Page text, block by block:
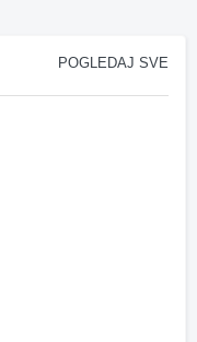
POGLEDAJ SVE